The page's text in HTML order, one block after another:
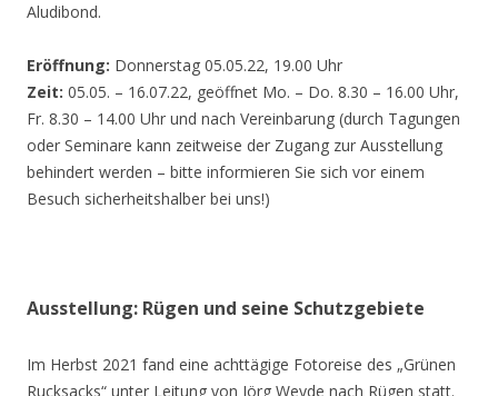
Aludibond.
Eröffnung: Donnerstag 05.05.22, 19.00 Uhr
Zeit: 05.05. – 16.07.22, geöffnet Mo. – Do. 8.30 – 16.00 Uhr,
Fr. 8.30 – 14.00 Uhr und nach Vereinbarung (durch Tagungen
oder Seminare kann zeitweise der Zugang zur Ausstellung
behindert werden – bitte informieren Sie sich vor einem
Besuch sicherheitshalber bei uns!)
Ausstellung: Rügen und seine Schutzgebiete
Im Herbst 2021 fand eine achttägige Fotoreise des „Grünen
Rucksacks“ unter Leitung von Jörg Weyde nach Rügen statt.